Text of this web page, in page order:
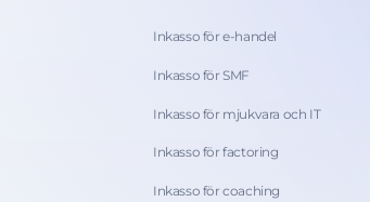
Inkasso för e-handel
Inkasso för SMF
Inkasso för mjukvara och IT
Inkasso för factoring
Inkasso för coaching